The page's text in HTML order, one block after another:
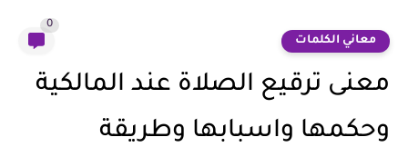
معاني الكلمات
0
معنى ترقيع الصلاة عند المالكية
وحكمها واسبابها وطريقة